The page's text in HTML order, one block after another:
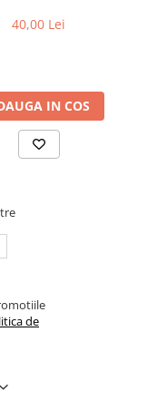
40,00 Lei
IN COS
de